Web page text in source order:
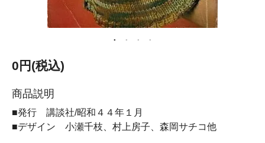
0円(税込)
商品説明
■発行 講談社/昭和４４年１月
■デザイン 小瀬千枝、村上房子、森岡サチコ他